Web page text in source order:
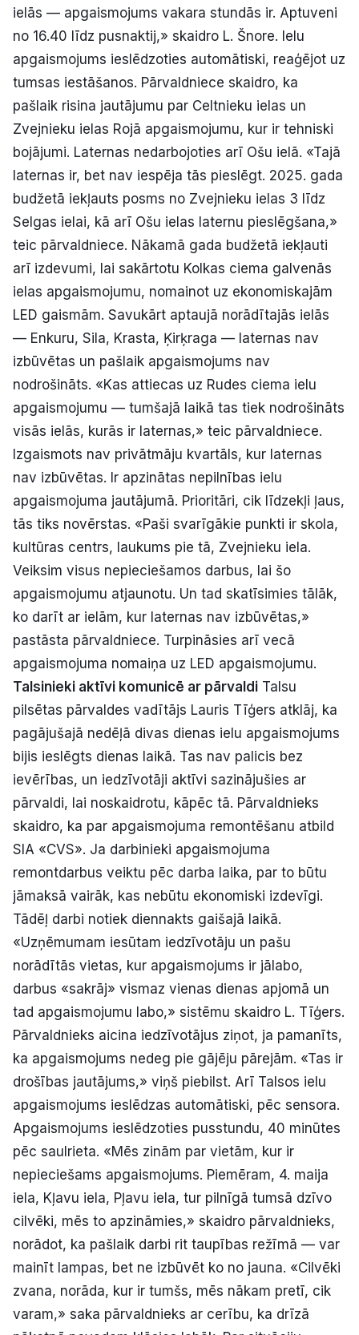
ielās — apgaismojums vakara stundās ir. Aptuveni
no 16.40 līdz pusnaktij,» skaidro L. Šnore. Ielu
apgaismojums ieslēdzoties automātiski, reaģējot uz
tumsas iestāšanos. Pārvaldniece skaidro, ka
pašlaik risina jautājumu par Celtnieku ielas un
Zvejnieku ielas Rojā apgaismojumu, kur ir tehniski
bojājumi. Laternas nedarbojoties arī Ošu ielā. «Tajā
laternas ir, bet nav iespēja tās pieslēgt. 2025. gada
budžetā iekļauts posms no Zvejnieku ielas 3 līdz
Selgas ielai, kā arī Ošu ielas laternu pieslēgšana,»
teic pārvaldniece. Nākamā gada budžetā iekļauti
arī izdevumi, lai sakārtotu Kolkas ciema galvenās
ielas apgaismojumu, nomainot uz ekonomiskajām
LED gaismām. Savukārt aptaujā norādītajās ielās
— Enkuru, Sila, Krasta, Ķirķraga — laternas nav
izbūvētas un pašlaik apgaismojums nav
nodrošināts. «Kas attiecas uz Rudes ciema ielu
apgaismojumu — tumšajā laikā tas tiek nodrošināts
visās ielās, kurās ir laternas,» teic pārvaldniece.
Izgaismots nav privātmāju kvartāls, kur laternas
nav izbūvētas. Ir apzinātas nepilnības ielu
apgaismojuma jautājumā. Prioritāri, cik līdzekļi ļaus,
tās tiks novērstas. «Paši svarīgākie punkti ir skola,
kultūras centrs, laukums pie tā, Zvejnieku iela.
Veiksim visus nepieciešamos darbus, lai šo
apgaismojumu atjaunotu. Un tad skatīsimies tālāk,
ko darīt ar ielām, kur laternas nav izbūvētas,»
pastāsta pārvaldniece. Turpināsies arī vecā
apgaismojuma nomaiņa uz LED apgaismojumu.
Talsinieki aktīvi komunicē ar pārvaldi Talsu
pilsētas pārvaldes vadītājs Lauris Tīģers atklāj, ka
pagājušajā nedēļā divas dienas ielu apgaismojums
bijis ieslēgts dienas laikā. Tas nav palicis bez
ievērības, un iedzīvotāji aktīvi sazinājušies ar
pārvaldi, lai noskaidrotu, kāpēc tā. Pārvaldnieks
skaidro, ka par apgaismojuma remontēšanu atbild
SIA «CVS». Ja darbinieki apgaismojuma
remontdarbus veiktu pēc darba laika, par to būtu
jāmaksā vairāk, kas nebūtu ekonomiski izdevīgi.
Tādēļ darbi notiek diennakts gaišajā laikā.
«Uzņēmumam iesūtam iedzīvotāju un pašu
norādītās vietas, kur apgaismojums ir jālabo,
darbus «sakrāj» vismaz vienas dienas apjomā un
tad apgaismojumu labo,» sistēmu skaidro L. Tīģers.
Pārvaldnieks aicina iedzīvotājus ziņot, ja pamanīts,
ka apgaismojums nedeg pie gājēju pārejām. «Tas ir
drošības jautājums,» viņš piebilst. Arī Talsos ielu
apgaismojums ieslēdzas automātiski, pēc sensora.
Apgaismojums ieslēdzoties pusstundu, 40 minūtes
pēc saulrieta. «Mēs zinām par vietām, kur ir
nepieciešams apgaismojums. Piemēram, 4. maija
iela, Kļavu iela, Pļavu iela, tur pilnīgā tumsā dzīvo
cilvēki, mēs to apzināmies,» skaidro pārvaldnieks,
norādot, ka pašlaik darbi rit taupības režīmā — var
mainīt lampas, bet ne izbūvēt ko no jauna. «Cilvēki
zvana, norāda, kur ir tumšs, mēs nākam pretī, cik
varam,» saka pārvaldnieks ar cerību, ka drīzā